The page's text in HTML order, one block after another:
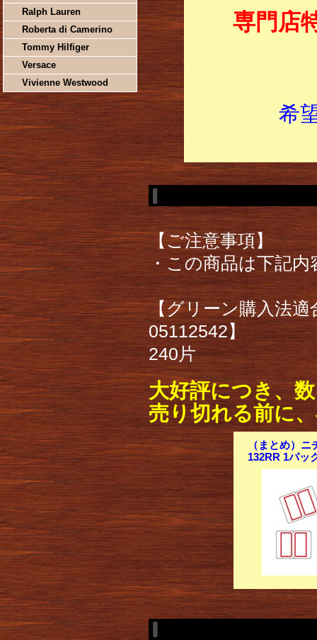
Ralph Lauren
Roberta di Camerino
Tommy Hilfiger
Versace
Vivienne Westwood
専門店
希
【ご注意事項】
・この商品は下記
【グリーン購入法適
05112542】
240片
大好評につき、
売り切れる前に
（まとめ）
132RR 1パッ